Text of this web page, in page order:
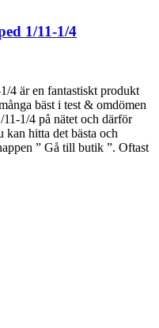
1/11-1/4
4 är en fantastiskt produkt
bäst i test & omdömen
1/4 på nätet och därför
hitta det bästa och
” Gå till butik ”. Oftast